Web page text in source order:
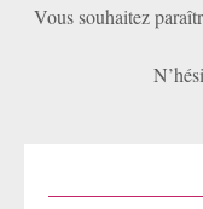
Vous souhaitez